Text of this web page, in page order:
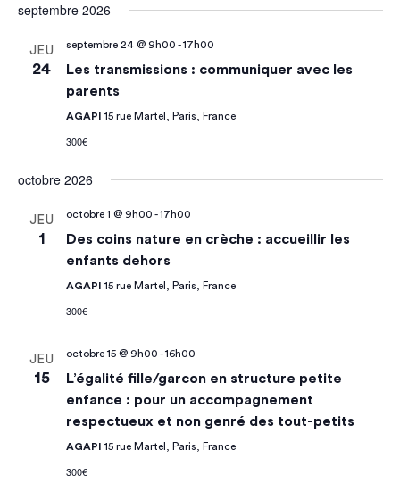
septembre 2026
JEU
24
septembre 24 @ 9h00 -17h00
Les transmissions : communiquer avec les
parents
AGAPI 15 rue Martel, Paris, France
300€
octobre 2026
JEU
1
octobre 1 @ 9h00 -17h00
Des coins nature en crèche : accueillir les
enfants dehors
AGAPI 15 rue Martel, Paris, France
300€
JEU
15
octobre 15 @ 9h00 -16h00
L’égalité fille/garcon en structure petite
enfance : pour un accompagnement
respectueux et non genré des tout-petits
AGAPI 15 rue Martel, Paris, France
300€